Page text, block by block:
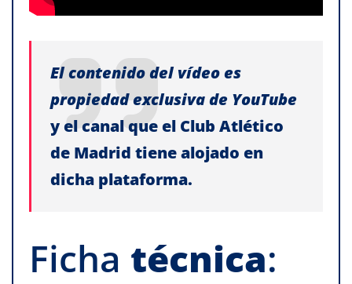
El contenido del vídeo es
propiedad exclusiva de YouTube
y el canal que el Club Atlético
de Madrid tiene alojado en
dicha plataforma.
Ficha técnica: